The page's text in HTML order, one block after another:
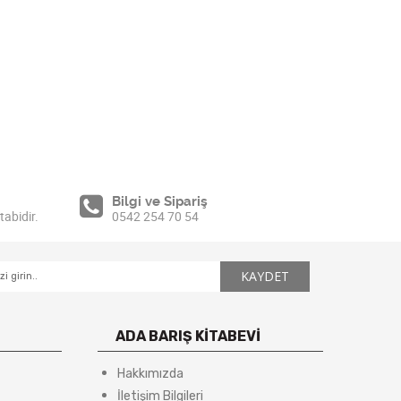
Bilgi ve Sipariş
0542 254 70 54
ADA BARIŞ KİTABEVİ
Hakkımızda
İletişim Bilgileri